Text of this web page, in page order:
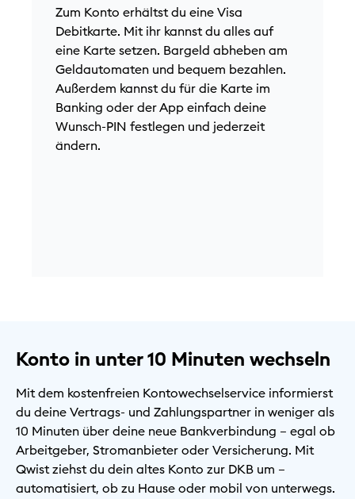
Zum Konto erhältst du eine Visa
Debitkarte. Mit ihr kannst du alles auf
eine Karte setzen. Bargeld abheben am
Geldautomaten und bequem bezahlen.
Außerdem kannst du für die Karte im
Banking oder der App einfach deine
Wunsch-PIN festlegen und jederzeit
ändern.
Konto in unter 10 Minuten wechseln
Mit dem kostenfreien Kontowechselservice informierst
du deine Vertrags- und Zahlungspartner in weniger als
10 Minuten über deine neue Bankverbindung – egal ob
Arbeitgeber, Stromanbieter oder Versicherung. Mit
Qwist ziehst du dein altes Konto zur DKB um –
automatisiert, ob zu Hause oder mobil von unterwegs.